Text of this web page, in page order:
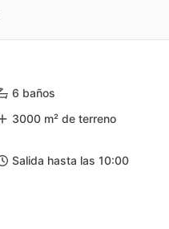
6 baños
3000 m² de terreno
Salida hasta las 10:00